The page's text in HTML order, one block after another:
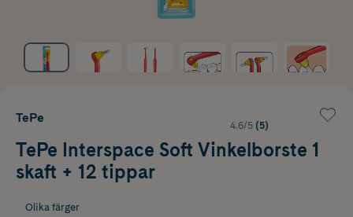
TePe
4.6/5 (5)
TePe Interspace Soft Vinkelborste 1
skaft + 12 tippar
Olika färger